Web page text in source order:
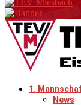
1.
News